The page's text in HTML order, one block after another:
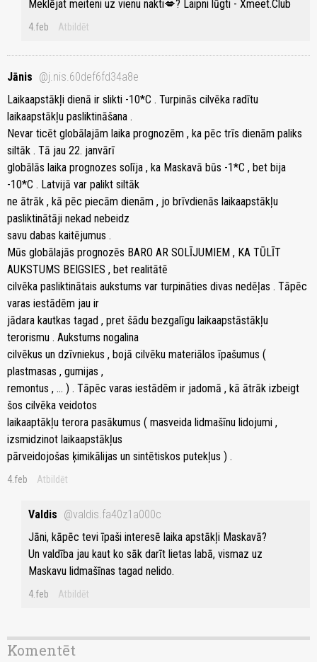
Meklējat meiteni uz vienu nakti💋? Laipni lūgti - Xmeet.Club
4.feb Atbildēt
Jānis @j.nis.60def6fd34a8e
Laikaapstākļi dienā ir slikti -10*C . Turpinās cilvēka radītu
laikaapstākļu pasliktināšana .
Nevar ticēt globālajām laika prognozēm , ka pēc trīs dienām paliks
siltāk . Tā jau 22. janvārī
globālās laika prognozes solīja , ka Maskavā būs -1*C , bet bija
-10*C . Latvijā var palikt siltāk
ne ātrāk , kā pēc piecām dienām , jo brīvdienās laikaapstākļu
pasliktinātāji nekad nebeidz
savu dabas kaitējumus .
Mūs globālajās prognozēs BARO AR SOLĪJUMIEM , KA TŪLĪT
AUKSTUMS BEIGSIES , bet realitātē
cilvēka pasliktinātais aukstums var turpināties divas nedēļas . Tāpēc
varas iestādēm jau ir
jādara kautkas tagad , pret šādu bezgalīgu laikaapstāstākļu
terorismu . Aukstums nogalina
cilvēkus un dzīvniekus , bojā cilvēku materiālos īpašumus (
plastmasas , gumijas ,
remontus , ... ) . Tāpēc varas iestādēm ir jadomā , kā ātrāk izbeigt
šos cilvēka veidotos
laikaaptākļu terora pasākumus ( masveida lidmašīnu lidojumi ,
izsmidzinot laikaapstākļus
pārveidojošas ķimikālijas un sintētiskos putekļus ) .
4.feb Atbildēt
Valdis @valdis.fa40z1a000c
Jāni, kāpēc tevi īpaši interesē laika apstākļi Maskavā?
Un valdība jau kaut ko sāk darīt lietas labā, vismaz uz
Maskavu lidmašīnas tagad nelido.
4.feb Atbildēt
Komentēt